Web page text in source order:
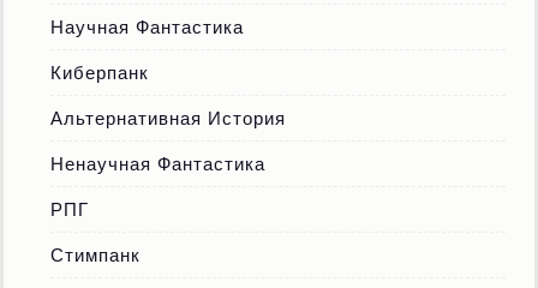
Научная Фантастика
Киберпанк
Альтернативная История
Ненаучная Фантастика
РПГ
Стимпанк